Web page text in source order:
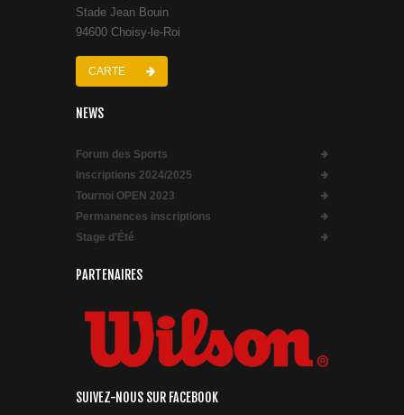
Stade Jean Bouin
94600 Choisy-le-Roi
CARTE
NEWS
Forum des Sports
Inscriptions 2024/2025
Tournoi OPEN 2023
Permanences inscriptions
Stage d’Été
PARTENAIRES
SUIVEZ-NOUS SUR FACEBOOK